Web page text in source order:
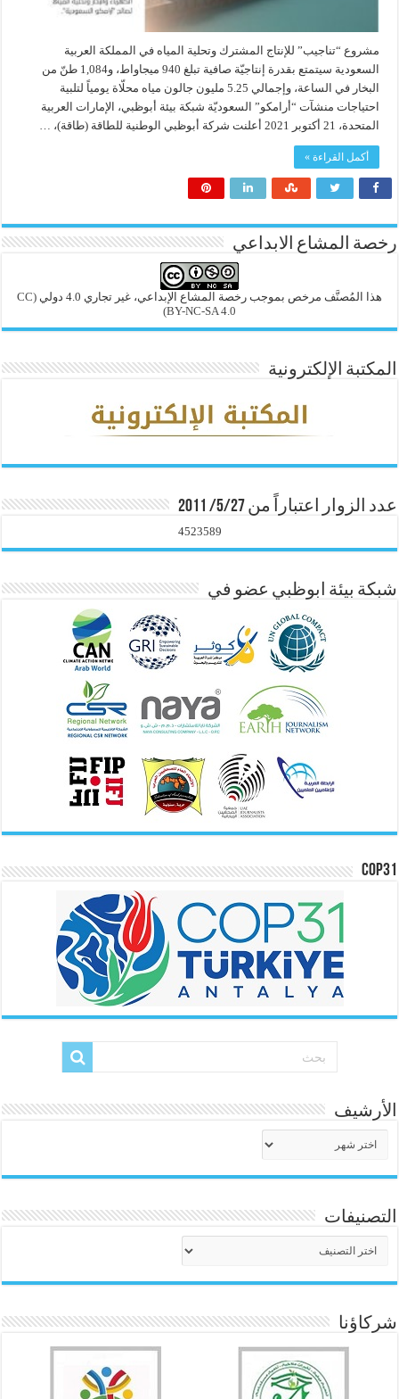
مشروع “تناجيب” للإنتاج المشترك وتحلية المياه في المملكة العربية
السعودية سيتمتع بقدرة إنتاجيّة صافية تبلغ 940 ميجاواط، و1,084 طنّ من
البخار في الساعة، وإجمالي 5.25 مليون جالون مياه محلّاة يومياً لتلبية
احتياجات منشآت “أرامكو” السعوديّة شبكة بيئة أبوظبي، الإمارات العربية
المتحدة، 21 أكتوبر 2021 أعلنت شركة أبوظبي الوطنية للطاقة (طاقة)، …
أكمل القراءة »
رخصة المشاع الابداعي
هذا المُصنَّف مرخص بموجب رخصة المشاع الإبداعي، غير تجاري 4.0 دولي
(CC
BY-NC-SA 4.0)
المكتبة الإلكترونية
عدد الزوار اعتباراً من 5/27/ 2011
4523589
شبكة بيئة ابوظبي عضو في
COP31
الأرشيف
التصنيفات
شركاؤنا